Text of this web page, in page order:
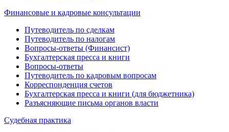
Финансовые и кадровые консультации
Путеводитель по сделкам
Путеводитель по налогам
Вопросы-ответы (Финансист)
Бухгалтерская пресса и книги
Вопросы-ответы
Путеводитель по кадровым вопросам
Корреспонденция счетов
Бухгалтерская пресса и книги (для бюджетника)
Разъясняющие письма органов власти
Судебная практика